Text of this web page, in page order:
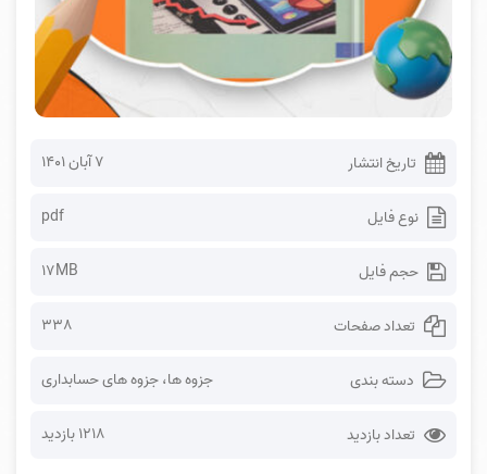
تاریخ انتشار ۷ آبان ۱۴۰۱
نوع فایل pdf
حجم فایل 17MB
تعداد صفحات 338
دسته بندی جزوه ها،جزوه های حسابداری
تعداد بازدید 1218 بازدید